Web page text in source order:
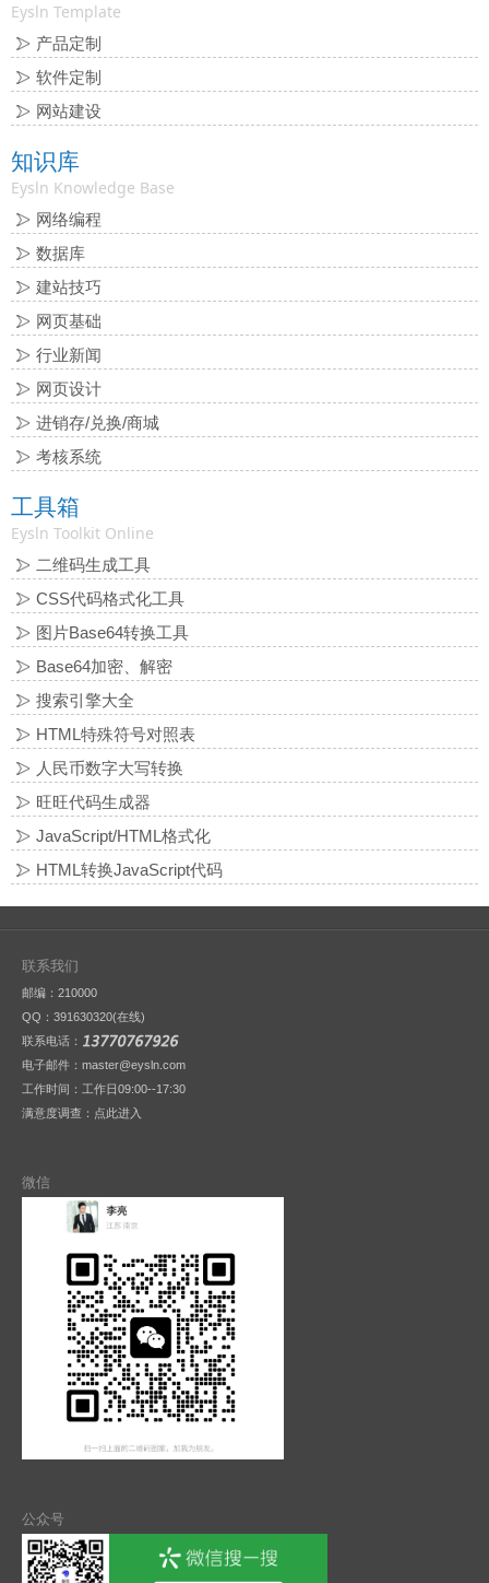
Eysln Template
产品定制
软件定制
网站建设
知识库
Eysln Knowledge Base
网络编程
数据库
建站技巧
网页基础
行业新闻
网页设计
进销存/兑换/商城
考核系统
工具箱
Eysln Toolkit Online
二维码生成工具
CSS代码格式化工具
图片Base64转换工具
Base64加密、解密
搜索引擎大全
HTML特殊符号对照表
人民币数字大写转换
旺旺代码生成器
JavaScript/HTML格式化
HTML转换JavaScript代码
联系我们
邮编：210000
QQ： 391630320(在线)
联系电话：
电子邮件：master@eysln.com
工作时间：工作日09:00--17:30
满意度调查： 点此进入
微信
公众号